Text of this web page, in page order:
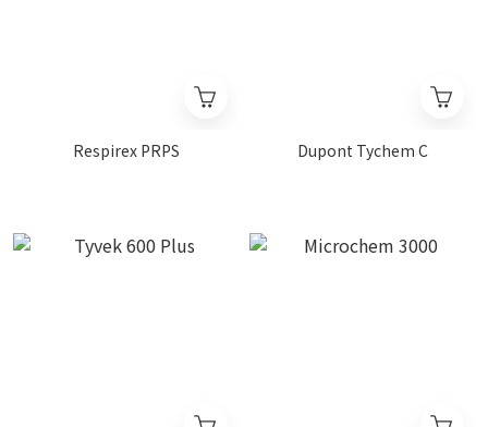
Respirex PRPS Dupont Tychem C